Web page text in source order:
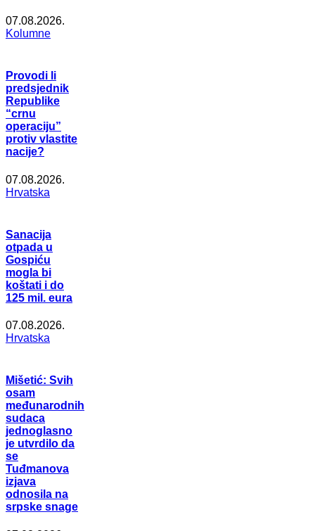
07.08.2026.
Kolumne
Provodi li
predsjednik
Republike
“crnu
operaciju”
protiv vlastite
nacije?
07.08.2026.
Hrvatska
Sanacija
otpada u
Gospiću
mogla bi
koštati i do
125 mil. eura
07.08.2026.
Hrvatska
Mišetić: Svih
osam
međunarodnih
sudaca
jednoglasno
je utvrdilo da
se
Tuđmanova
izjava
odnosila na
srpske snage